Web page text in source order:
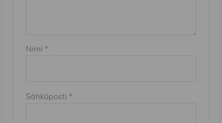
Nimi *
Sähköposti *